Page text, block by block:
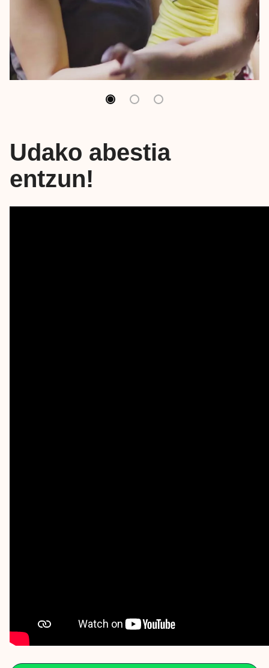
Hona hemen KAIA! "Go!azen 13"ko pertsonaia
berrietako bat!
Udako abestia
entzun!